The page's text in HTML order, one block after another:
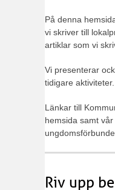
På denna
vi skriver till
artiklar som vi
Vi presenterar
tidigare aktiviteter.
Länkar till
hemsida samt
Riv upp